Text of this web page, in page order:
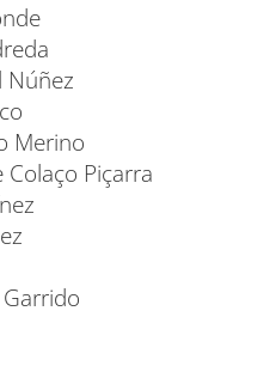
Núñez
Merino
Piçarra